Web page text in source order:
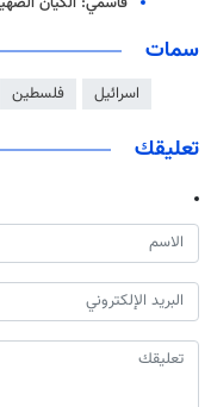
سمات
اسرائيل فلسطين
تعليقك